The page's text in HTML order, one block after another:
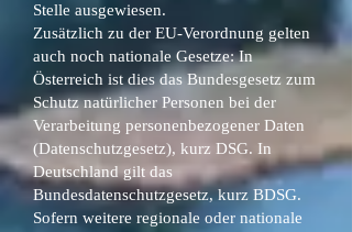
Stelle ausgewiesen.
Zusätzlich zu der EU-Verordnung gelten
auch noch nationale Gesetze: In
Österreich ist dies das Bundesgesetz zum
Schutz natürlicher Personen bei der
Verarbeitung personenbezogener Daten
(Datenschutzgesetz), kurz DSG. In
Deutschland gilt das
Bundesdatenschutzgesetz, kurz BDSG.
Sofern weitere regionale oder nationale